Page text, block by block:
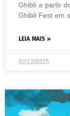
Ghibli a partir
Ghibli Fest em
LEIA MAIS »
02/12/2025